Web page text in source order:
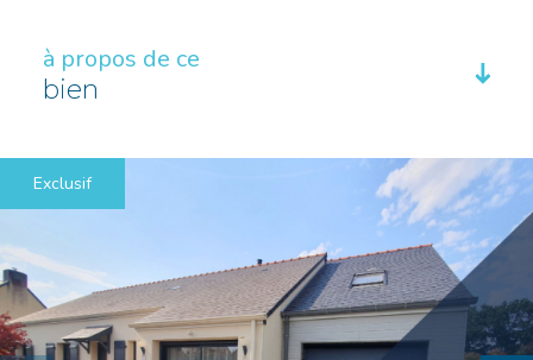
à propos de ce
bien
Plus d'informations
financières
Exclusif